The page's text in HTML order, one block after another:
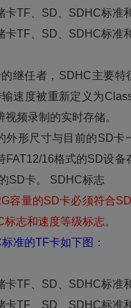
任者，SDHC主要特征
速度被重新定义为
频录制的实时存储。
尺寸与目前的SD卡
FAT12/16格式的SD设
SD卡。 SDHC标志
容量的SD卡必须符合
标志和速度等级标志。
的TF卡如下图：